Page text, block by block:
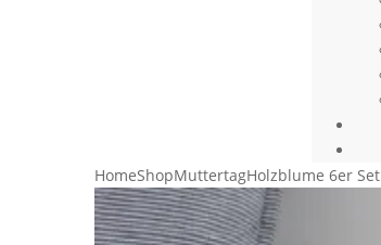
HomeShopMuttertagHolzblume 6er Set